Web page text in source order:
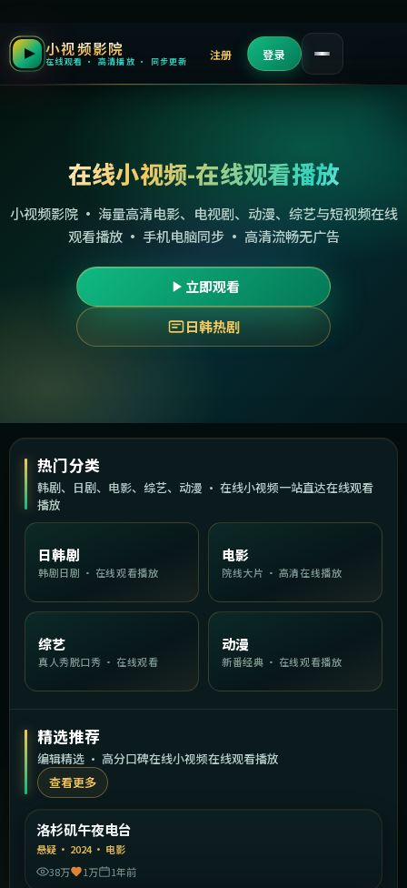
小视频影院
在线观看 · 高清播放 · 同步更新 注册 登录
在线小视频-在线观看播放
小视频影院 · 海量高清电影、电视剧、动漫、综艺与短视频在线
观看播放 · 手机电脑同步 · 高清流畅无广告
立即观看
日韩热剧
热门分类
韩剧、日剧、电影、综艺、动漫 · 在线小视频一站直达在线观看
播放
日韩剧
韩剧日剧 · 在线观看播放
电影
院线大片 · 高清在线播放
综艺
真人秀脱口秀 · 在线观看
动漫
新番经典 · 在线观看播放
精选推荐
编辑精选 · 高分口碑在线小视频在线观看播放
查看更多
精选
洛杉矶午夜电台
悬疑 · 2024· 电影
38万
1万 1年前